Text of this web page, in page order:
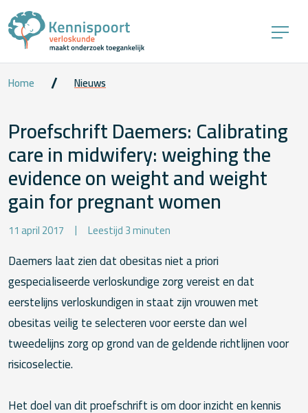
Home Nieuws
Proefschrift Daemers: Calibrating
care in midwifery: weighing the
evidence on weight and weight
gain for pregnant women
11 april 2017 Leestijd 3 minuten
Daemers laat zien dat obesitas niet a priori
gespecialiseerde verloskundige zorg vereist en dat
eerstelijns verloskundigen in staat zijn vrouwen met
obesitas veilig te selecteren voor eerste dan wel
tweedelijns zorg op grond van de geldende richtlijnen voor
risicoselectie.
Het doel van dit proefschrift is om door inzicht en kennis